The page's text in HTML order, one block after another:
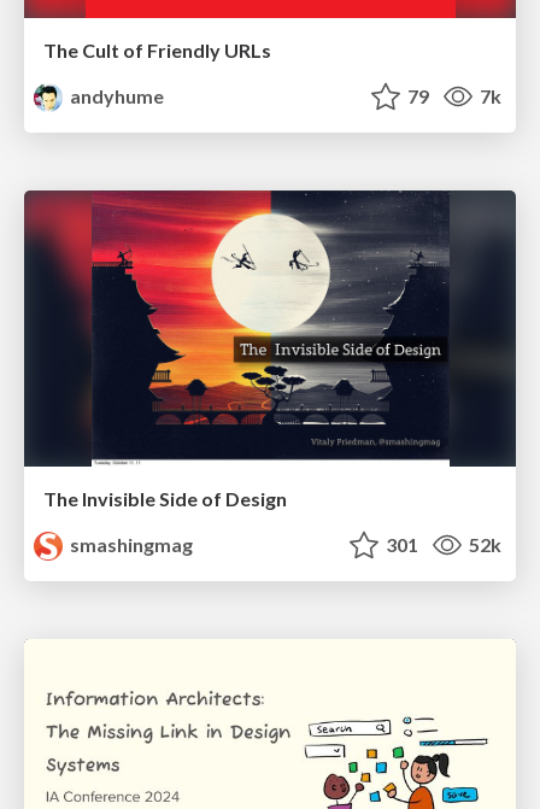
The Cult of Friendly URLs
andyhume
79 7k
The Invisible Side of Design
smashingmag
301 52k